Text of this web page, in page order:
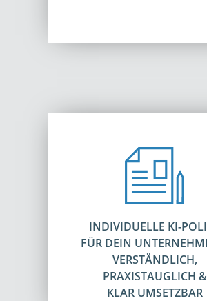
INDIVIDUELLE KI-
FÜR DEIN
VERSTÄNDLICH,
PRAXISTAUGLICH &
KLAR UMSETZBAR